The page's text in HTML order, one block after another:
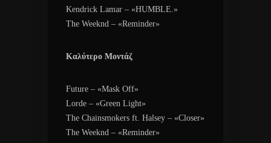
Kendrick Lamar – «HUMBLE.»
The Weeknd – «Reminder»
Καλύτερο Μοντάζ
Future – «Mask Off»
Lorde – «Green Light»
The Chainsmokers ft. Halsey – «Closer»
The Weeknd – «Reminder»